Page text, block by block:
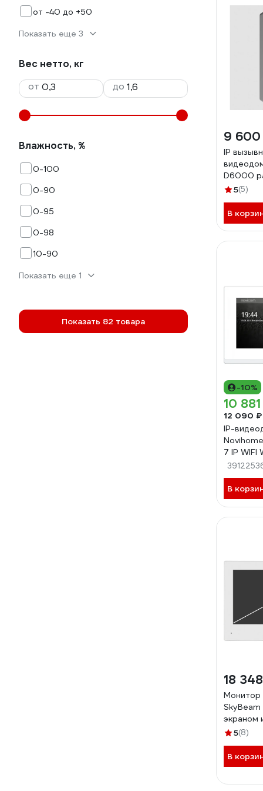
от -40 до +50
Показать еще 3
Вес нетто, кг
от
до
Влажность, %
0-100
0-90
0-95
0-98
10-90
Показать еще 1
Показать 82 товара
9 600
IP
D6000
карт
PoE/12V
5(5)
В
-10%
10
12 090 ₽
IP-
7 IP WIFI
screen
панелей,
фото/
В
18
Монитор
экраном
5(8)
В